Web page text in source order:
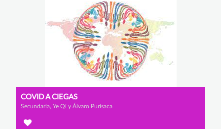
COVID A CIEGAS
Secundaria, Ye Qi y Álvaro Purisaca